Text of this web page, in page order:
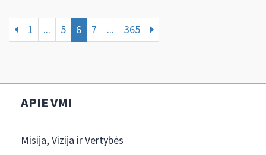
1 ... 5 6 7 ... 365
APIE VMI
Misija, Vizija ir Vertybės